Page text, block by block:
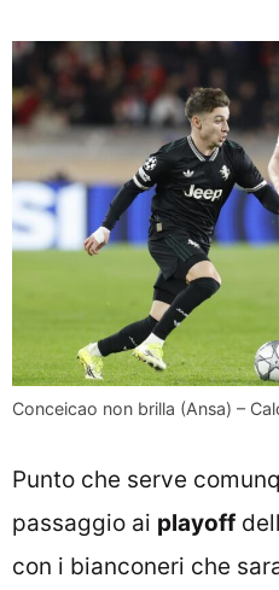
Conceicao non brilla (Ansa) –
Punto che serve
passaggio ai playoff
con i bianconeri che